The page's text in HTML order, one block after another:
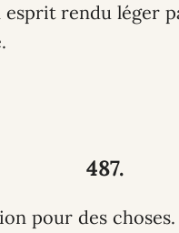
esprit rendu léger
487.
pour des